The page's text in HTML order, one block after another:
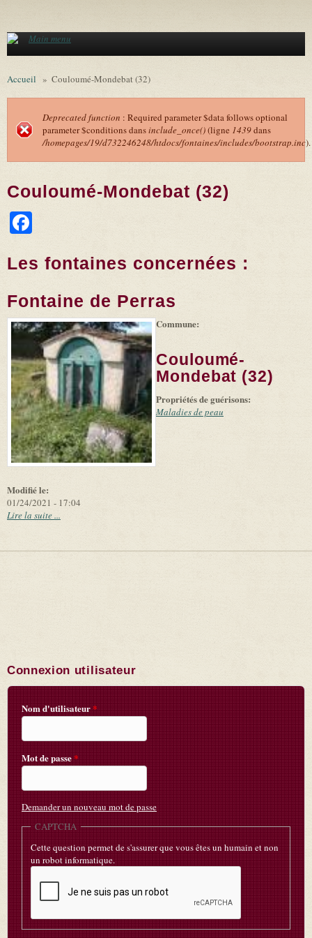
Main menu
Accueil » Couloumé-Mondebat (32)
Message d'erreur
Deprecated function : Required parameter $data follows optional
parameter $conditions dansinclude_once()(ligne 1439dans
/homepages/19/d732246248/htdocs/fontaines/includes/bootstrap.inc).
Couloumé-Mondebat (32)
Les fontaines concernées :
Fontaine de Perras
-
Leaflet (link is
|
Tiles
(link is
external)
©
Microsoft
and
suppliers
Modifié le:
01/24/2021 - 17:04
Commune:
Couloumé-
Mondebat (32)
Propriétés de guérisons:
Maladies de peau
Lire la suite ...
Connexion utilisateur
Nom d'utilisateur*
Mot de passe*
Demander un nouveau mot de passe
CAPTCHA
Cette question permet de s'assurer que vous êtes un humain et non
un robot informatique.